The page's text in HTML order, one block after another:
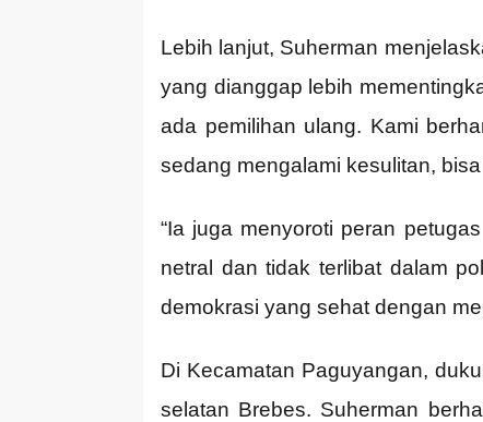
Lebih lanjut, Suherman
yang dianggap lebih
ada pemilihan ulang. Kami
sedang mengalami kesulitan,
“Ia juga menyoroti peran
netral dan tidak terlibat dalam
demokrasi yang sehat dengan
Di Kecamatan Paguyangan,
selatan Brebes. Suherman